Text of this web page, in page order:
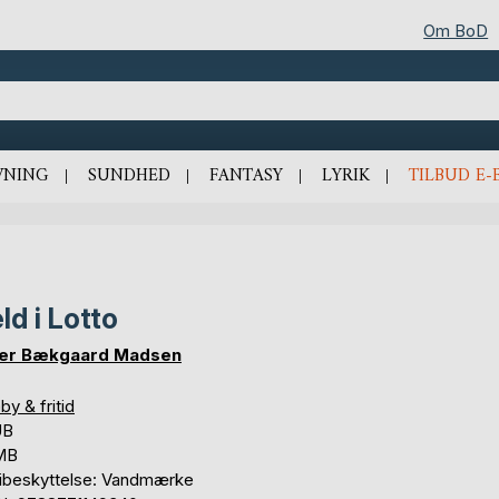
Om BoD
SUNDHED FANTASY LYRIK TILBUD E-
i Lotto
Bækgaard Madsen
& fritid
Vandmærke